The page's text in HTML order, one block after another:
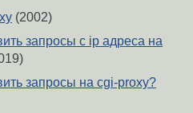
(2002)
запросы с ip адреса на
запросы на cgi-proxy?